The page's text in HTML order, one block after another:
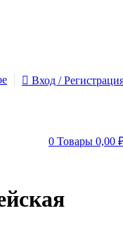
Вход /
0 Товары 0,00